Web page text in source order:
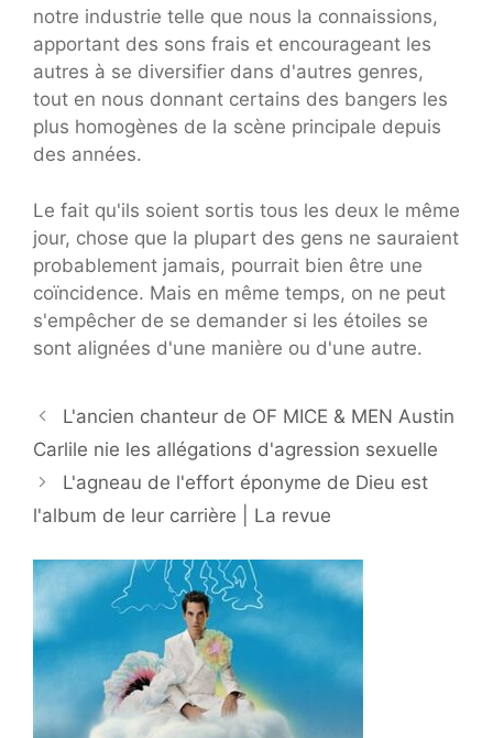
notre industrie telle que nous la connaissions,
apportant des sons frais et encourageant les
autres à se diversifier dans d'autres genres,
tout en nous donnant certains des bangers les
plus homogènes de la scène principale depuis
des années.
Le fait qu'ils soient sortis tous les deux le même
jour, chose que la plupart des gens ne sauraient
probablement jamais, pourrait bien être une
coïncidence. Mais en même temps, on ne peut
s'empêcher de se demander si les étoiles se
sont alignées d'une manière ou d'une autre.
L'ancien chanteur de OF MICE & MEN Austin
Carlile nie les allégations d'agression sexuelle
L'agneau de l'effort éponyme de Dieu est
l'album de leur carrière | La revue